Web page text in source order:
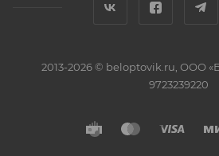
2013-2026 © beloptovik.ru, ООО
9723239220